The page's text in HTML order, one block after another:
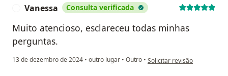
Vanessa Consulta verificada
Muito atencioso, esclareceu todas minhas
perguntas.
13 de dezembro de 2024 • outro lugar • Outro • na opinião do utilizador
Solicitar revisão